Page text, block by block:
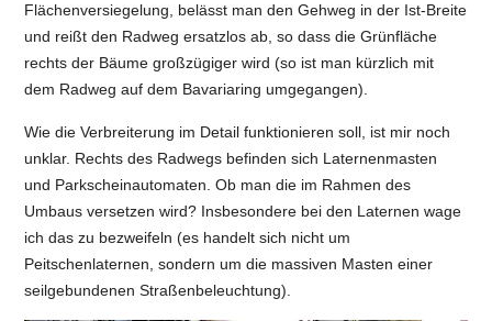
Flächenversiegelung, belässt man den Gehweg in der Ist-Breite
und reißt den Radweg ersatzlos ab, so dass die Grünfläche
rechts der Bäume großzügiger wird (so ist man kürzlich mit
dem Radweg auf dem Bavariaring umgegangen).
Wie die Verbreiterung im Detail funktionieren soll, ist mir noch
unklar. Rechts des Radwegs befinden sich Laternenmasten
und Parkscheinautomaten. Ob man die im Rahmen des
Umbaus versetzen wird? Insbesondere bei den Laternen wage
ich das zu bezweifeln (es handelt sich nicht um
Peitschenlaternen, sondern um die massiven Masten einer
seilgebundenen Straßenbeleuchtung).